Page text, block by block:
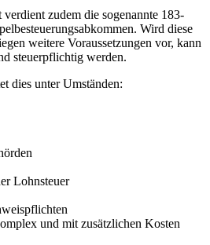
zudem die sogenannte 183-
Wird diese
weitere Voraussetzungen vor, kann
steuerpflichtig werden.
dies unter Umständen:
Lohnsteuer
und mit zusätzlichen Kosten